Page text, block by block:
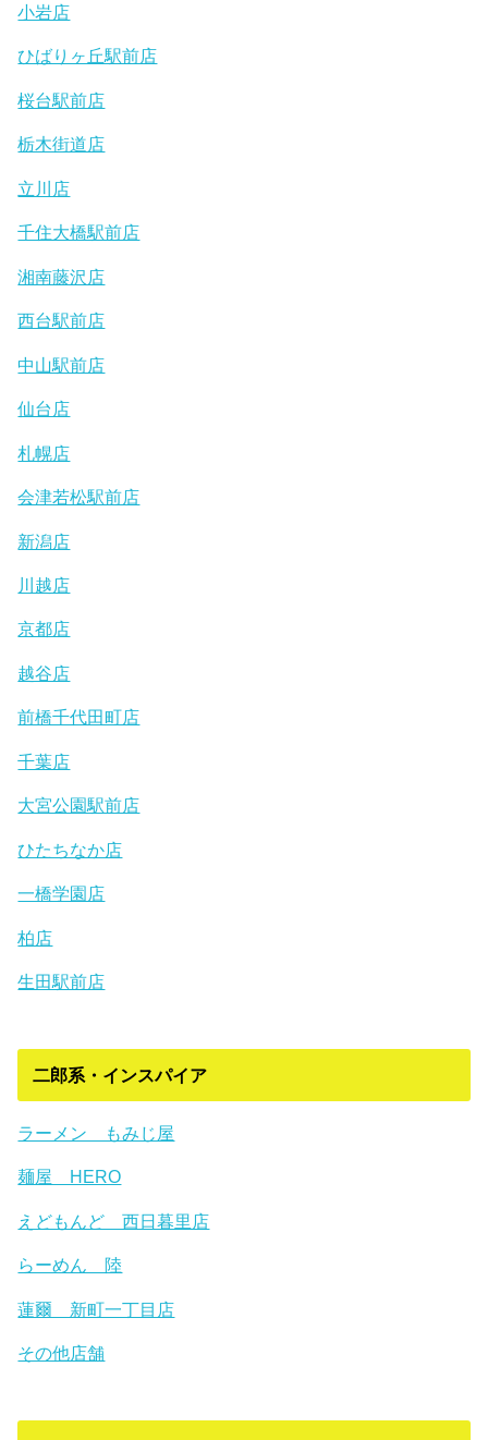
小岩店
ひばりヶ丘駅前店
桜台駅前店
栃木街道店
立川店
千住大橋駅前店
湘南藤沢店
西台駅前店
中山駅前店
仙台店
札幌店
会津若松駅前店
新潟店
川越店
京都店
越谷店
前橋千代田町店
千葉店
大宮公園駅前店
ひたちなか店
一橋学園店
柏店
生田駅前店
二郎系・インスパイア
ラーメン もみじ屋
麺屋 HERO
えどもんど 西日暮里店
らーめん 陸
蓮爾 新町一丁目店
その他店舗